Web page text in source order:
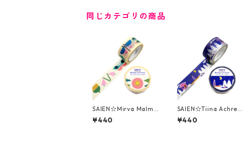
同じカテゴリの商品
SAIEN☆Mirva Malmg
ren☆Geometric gar
den☆TR-4060☆マ
¥440
SAIEN☆Tiina Achren
☆Ine swimming☆TR
-4064☆マスキングテ
¥440